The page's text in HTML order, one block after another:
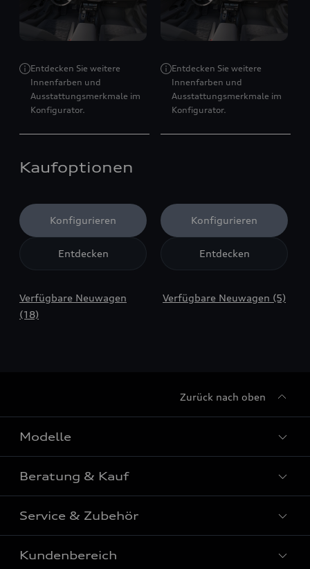
Entdecken Sie weitere
Innenfarben und
Ausstattungsmerkmale im
Konfigurator.
Entdecken Sie weitere
Innenfarben und
Ausstattungsmerkmale im
Konfigurator.
Kaufoptionen
Konfigurieren
Entdecken
Verfügbare Neuwagen
(18)
Konfigurieren
Entdecken
Verfügbare Neuwagen (5)
Zurück nach oben
Modelle
Alle Modelle
Modelle vergleichen
Elektromodelle
Beratung & Kauf
Aktuelle Angebote
Konfigurator
Service & Zubehör
Audi Original Zubehör
Kundenbereich